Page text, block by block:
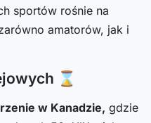
sportów rośnie na
amatorów, jak i
⌛
w Kanadzie, gdzie